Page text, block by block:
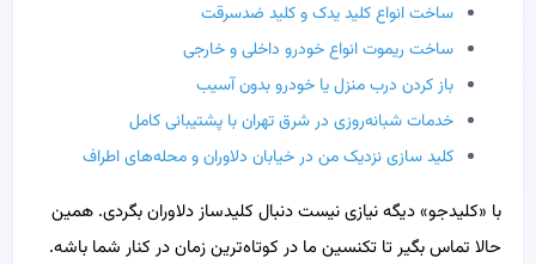
ساخت انواع کلید یدک و کلید ضدسرقت
ساخت ریموت انواع خودرو داخلی و خارجی
باز کردن درب منزل یا خودرو بدون آسیب
خدمات شبانه‌روزی در شرق تهران با پشتیبانی کامل
کلید سازی نزدیک من در خیابان دلاوران و محله‌های اطراف
با «کلیدجو» دیگه نیازی نیست دنبال کلیدساز دلاوران بگردی. همین
حالا تماس بگیر تا تکنسین ما در کوتاه‌ترین زمان در کنار شما باشه.